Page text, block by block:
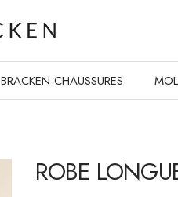
BRACKEN CHAUSSURES
ROBE